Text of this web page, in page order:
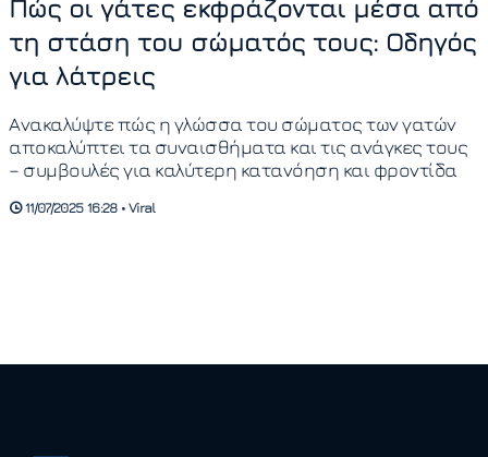
Πώς οι γάτες εκφράζονται μέσα από
τη στάση του σώματός τους: Οδηγός
για λάτρεις
Ανακαλύψτε πώς η γλώσσα του σώματος των γατών
αποκαλύπτει τα συναισθήματα και τις ανάγκες τους
– συμβουλές για καλύτερη κατανόηση και φροντίδα
11/07/2025 16:28 • Viral